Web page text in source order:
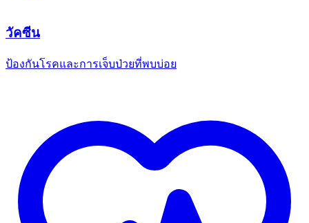
วัคซีน
ป้องกันโรคและการเจ็บป่วยที่พบบ่อย